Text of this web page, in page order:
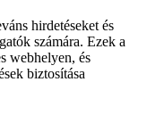
hirdetéseket és
számára. Ezek a
webhelyen, és
biztosítása